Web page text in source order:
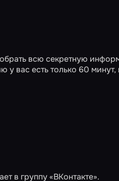
всю секретную
вас есть только 60 минут,
в группу «ВКонтакте».